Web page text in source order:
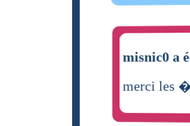
misnic0 a
merci les